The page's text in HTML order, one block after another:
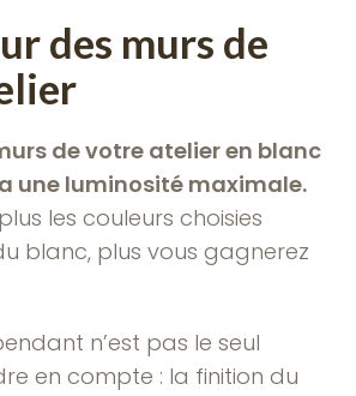
des murs de
de votre atelier en blanc
une luminosité maximale.
les couleurs choisies
blanc, plus vous gagnerez
n’est pas le seul
en compte : la finition du